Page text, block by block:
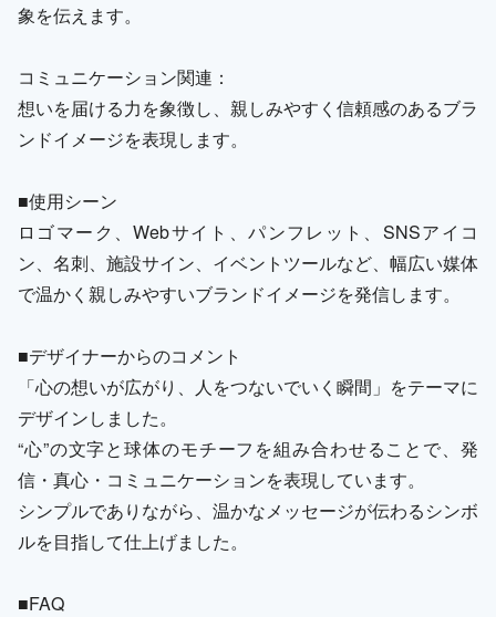
象を伝えます。
コミュニケーション関連：
想いを届ける力を象徴し、親しみやすく信頼感のあるブラ
ンドイメージを表現します。
■使用シーン
ロゴマーク、Webサイト、パンフレット、SNSアイコ
ン、名刺、施設サイン、イベントツールなど、幅広い媒体
で温かく親しみやすいブランドイメージを発信します。
■デザイナーからのコメント
「心の想いが広がり、人をつないでいく瞬間」をテーマに
デザインしました。
“心”の文字と球体のモチーフを組み合わせることで、発
信・真心・コミュニケーションを表現しています。
シンプルでありながら、温かなメッセージが伝わるシンボ
ルを目指して仕上げました。
■FAQ